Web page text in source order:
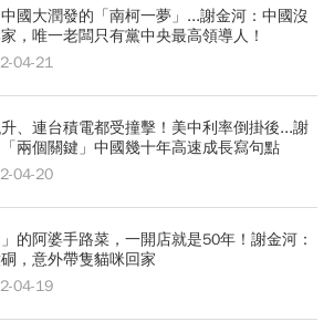
國大潤發的「南柯一夢」...謝金河：中國沒
，唯一老闆只有黨中央最高領導人！
04-21
、連台積電都受撞擊！美中利率倒掛後...謝
兩個關鍵」中國幾十年高速成長寫句點
04-20
」的阿婆手路菜，一開店就是50年！謝金河：
，意外帶隻貓咪回家
04-19